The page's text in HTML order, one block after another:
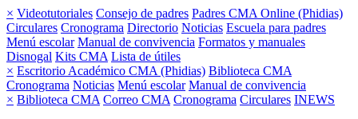
× Videotutoriales Consejo de padres Padres CMA Online (Phidias)
Circulares Cronograma Directorio Noticias Escuela para padres
Menú escolar Manual de convivencia Formatos y manuales
Disnogal Kits CMA Lista de útiles
× Escritorio Académico CMA (Phidias) Biblioteca CMA
Cronograma Noticias Menú escolar Manual de convivencia
× Biblioteca CMA Correo CMA Cronograma Circulares INEWS